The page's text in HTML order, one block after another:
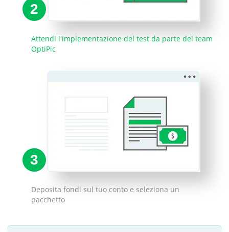
2
Attendi l'implementazione del test da parte del team
OptiPic
3
Deposita fondi sul tuo conto e seleziona un
pacchetto